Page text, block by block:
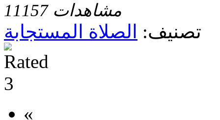
11157 مشاهدات
تصنيف: الصلاة المستجابة
«